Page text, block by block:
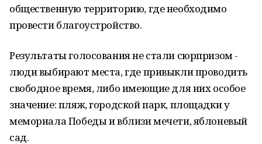
общественную территорию, где необходимо
провести благоустройство.
Результаты голосования не стали сюрпризом -
люди выбирают места, где привыкли проводить
свободное время, либо имеющие для них особое
значение: пляж, городской парк, площадки у
мемориала Победы и вблизи мечети, яблоневый
сад.